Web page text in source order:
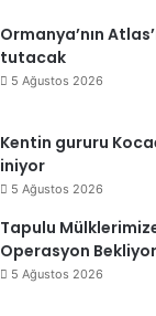
Ormanya’nın
tutacak
5 Ağustos 2026
Kentin gururu
iniyor
5 Ağustos 2026
Tapulu
Operasyon
5 Ağustos 2026